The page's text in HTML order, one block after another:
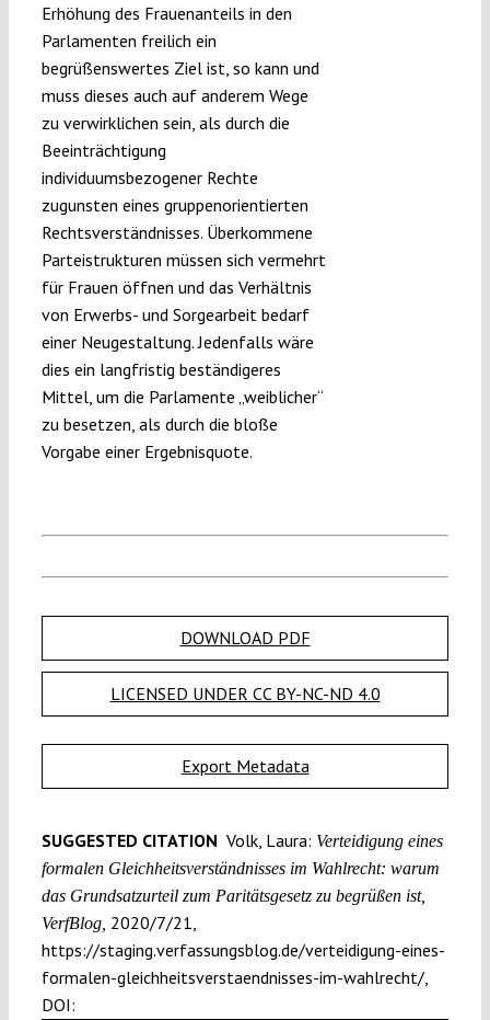
Erhöhung des Frauenanteils in den
Parlamenten freilich ein
begrüßenswertes Ziel ist, so kann und
muss dieses auch auf anderem Wege
zu verwirklichen sein, als durch die
Beeinträchtigung
individuumsbezogener Rechte
zugunsten eines gruppenorientierten
Rechtsverständnisses. Überkommene
Parteistrukturen müssen sich vermehrt
für Frauen öffnen und das Verhältnis
von Erwerbs- und Sorgearbeit bedarf
einer Neugestaltung. Jedenfalls wäre
dies ein langfristig beständigeres
Mittel, um die Parlamente „weiblicher“
zu besetzen, als durch die bloße
Vorgabe einer Ergebnisquote.
DOWNLOAD PDF
LICENSED UNDER CC BY-NC-ND 4.0
Export Metadata
SUGGESTED CITATION Volk, Laura: Verteidigung eines
formalen Gleichheits­verständnisses im Wahlrecht: warum
das Grundsatzurteil zum Paritätsgesetz zu begrüßen ist,
VerfBlog, 2020/7/21,
https://staging.verfassungsblog.de/verteidigung-eines-
formalen-gleichheitsverstaendnisses-im-wahlrecht/,
DOI: